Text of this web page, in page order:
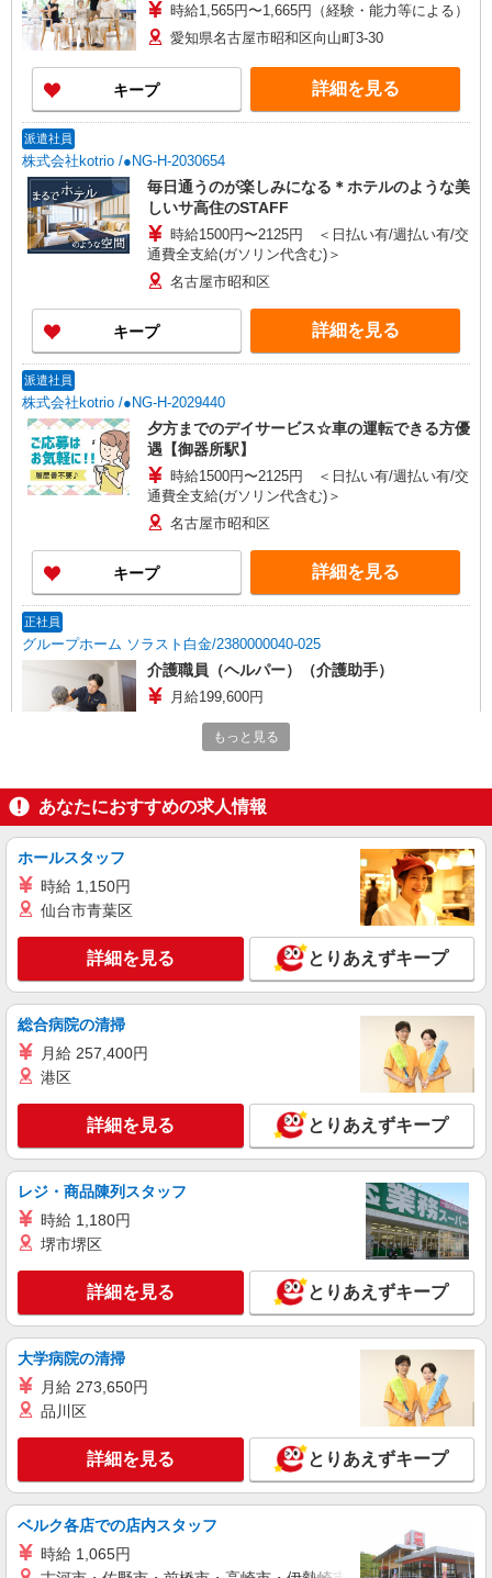
時給1,565円〜1,665円（経験・能力等による）
愛知県名古屋市昭和区向山町3-30
キープ 詳細を見る
派遣社員
株式会社kotrio /●NG-H-2030654
毎日通うのが楽しみになる＊ホテルのような美
しいサ高住のSTAFF
時給1500円〜2125円 ＜日払い有/週払い有/交
通費全支給(ガソリン代含む)＞
名古屋市昭和区
キープ 詳細を見る
派遣社員
株式会社kotrio /●NG-H-2029440
夕方までのデイサービス☆車の運転できる方優
遇【御器所駅】
時給1500円〜2125円 ＜日払い有/週払い有/交
通費全支給(ガソリン代含む)＞
名古屋市昭和区
キープ 詳細を見る
正社員
グループホーム ソラスト白金/2380000040-025
介護職員（ヘルパー）（介護助手）
月給199,600円
愛知県名古屋市昭和区白金1-20-3
派遣社員
株式会社kotrio /●NG-H-2029575
＜御器所＞デイサービスSTAFF＊16時退社も
時給1500円〜2125円 ＜日払い有/週払い有/交
通費全支給(ガソリン代含む)＞
名古屋市昭和区
キープ 詳細を見る
派遣社員
株式会社ブレイブ（マイナビグループ）/MD23
介護スタッフ ◆デイサービス、サービス付き
高齢者向け住宅、グループホームなど様々な勤
務先から選べます。
未経験：時給1400〜1600円（資格・経験によ
る） 経験者：時給1600〜1800円（資格・経験によ
る） ◎月収例 時給1800円×1日8時間×22日（週5
払い/週払い/月払い対応も可能です。詳しくは面談
時にご相談ください。 ◆交通費：別途全額支給 ※
当社規定あり
器所駅」 ◆各線「八事駅」 ◆名古屋市営地下鉄鶴
ます！
キープ 詳細を見る
派遣社員
株式会社kotrio /●NG-H-1992467
御器所駅≫高収入！シニア向け高級マンション
職員募集＊.・：゜
時給1500円〜2125円 ＜日払い有/週払い有/交
通費全支給(ガソリン代含む)＞
名古屋市昭和区
キープ
正社員
もっと見る
あなたにおすすめの求人情報
ホールスタッフ
時給 1,150円
仙台市青葉区
詳細を見る とりあえずキープ
総合病院の清掃
月給 257,400円
港区
詳細を見る とりあえずキープ
レジ・商品陳列スタッフ
時給 1,180円
堺市堺区
詳細を見る とりあえずキープ
大学病院の清掃
月給 273,650円
品川区
詳細を見る とりあえずキープ
ベルク各店での店内スタッフ
時給 1,065円